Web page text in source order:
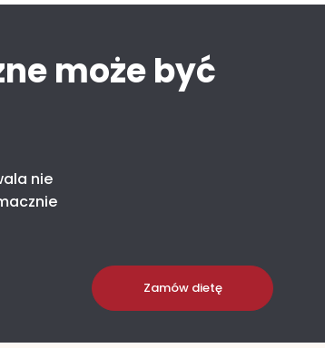
może być
nie
Zamów dietę